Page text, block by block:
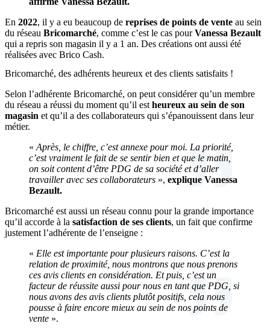
En 2022, il y a eu beaucoup de reprises de points de vente au sein
du réseau Bricomarché, comme c’est le cas pourVanessa Bezault
qui a repris son magasin il y a 1 an. Des créations ont aussi été
réalisées avec Brico Cash.
Bricomarché, des adhérents heureux et des clients satisfaits !
Selon l’adhérente Bricomarché, on peut considérer qu’un membre
du réseau a réussi du moment qu’il est heureux au sein de son
magasin et qu’il a des collaborateurs qui s’épanouissent dans leur
métier.
« Après, le chiffre, c’est annexe pour moi. La priorité,
c’est vraiment le fait de se sentir bien et que le matin,
on soit content d’être PDG de sa société et d’aller
travailler avec ses collaborateurs », explique Vanessa
Bezault.
Bricomarché est aussi un réseau connu pour la grande importance
qu’il accorde à la satisfaction de ses clients, un fait que confirme
justement l’adhérente de l’enseigne :
« Elle est importante pour plusieurs raisons. C’est la
relation de proximité, nous montrons que nous prenons
ces avis clients en considération. Et puis, c’est un
facteur de réussite aussi pour nous en tant que PDG, si
nous avons des avis clients plutôt positifs, cela nous
pousse à faire encore mieux au sein de nos points de
vente ».